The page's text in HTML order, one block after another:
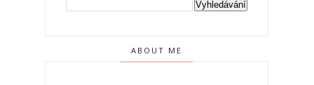
ABOUT ME